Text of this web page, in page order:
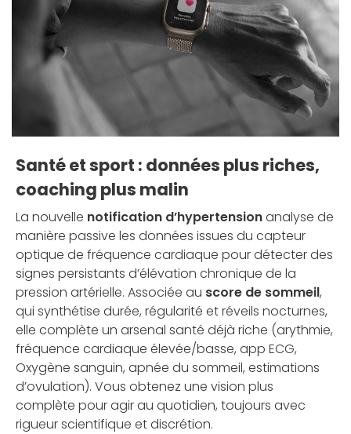
Santé et sport : données plus riches,
coaching plus malin
La nouvelle notification d’hypertensionanalyse de
manière passive les données issues du capteur
optique de fréquence cardiaque pour détecter des
signes persistants d’élévation chronique de la
pression artérielle. Associée au score de sommeil,
qui synthétise durée, régularité et réveils nocturnes,
elle complète un arsenal santé déjà riche (arythmie,
fréquence cardiaque élevée/basse, app ECG,
Oxygène sanguin, apnée du sommeil, estimations
d’ovulation). Vous obtenez une vision plus
complète pour agir au quotidien, toujours avec
rigueur scientifique et discrétion.